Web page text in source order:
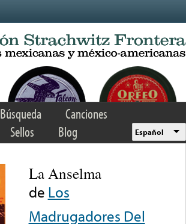
Búsqueda
Canciones
Sellos Blog Español
La Anselma
de Los
Madrugadores Del